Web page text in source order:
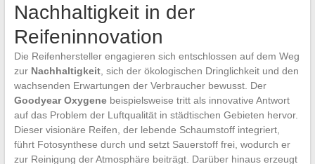
Nachhaltigkeit in der
Reifeninnovation
Die Reifenhersteller engagieren sich entschlossen auf dem Weg
zur Nachhaltigkeit, sich der ökologischen Dringlichkeit und den
wachsenden Erwartungen der Verbraucher bewusst. Der
Goodyear Oxygenebeispielsweise tritt als innovative Antwort
auf das Problem der Luftqualität in städtischen Gebieten hervor.
Dieser visionäre Reifen, der lebende Schaumstoff integriert,
führt Fotosynthese durch und setzt Sauerstoff frei, wodurch er
zur Reinigung der Atmosphäre beiträgt. Darüber hinaus erzeugt